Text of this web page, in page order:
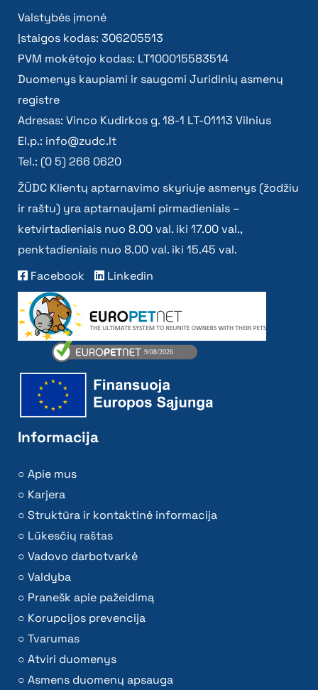
Valstybės įmonė
Įstaigos kodas: 306205513
PVM mokėtojo kodas: LT100015583514
Duomenys kaupiami ir saugomi Juridinių asmenų
registre
Adresas: Vinco Kudirkos g. 18-1 LT-01113 Vilnius
El.p.: info@zudc.lt
Tel.: (0 5) 266 0620
ŽŪDC Klientų aptarnavimo skyriuje asmenys (žodžiu
ir raštu) yra aptarnaujami pirmadieniais –
ketvirtadieniais nuo 8.00 val. iki 17.00 val.,
penktadieniais nuo 8.00 val. iki 15.45 val.
Facebook
Linkedin
Informacija
Apie mus
Karjera
Struktūra ir kontaktinė informacija
Lūkesčių raštas
Vadovo darbotvarkė
Valdyba
Pranešk apie pažeidimą
Korupcijos prevencija
Tvarumas
Atviri duomenys
Asmens duomenų apsauga